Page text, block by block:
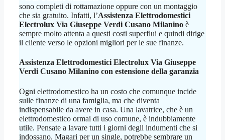
sono completi di rottamazione oppure con un montaggio
che sia gratuito. Infatti, l’Assistenza Elettrodomestici
Electrolux Via Giuseppe Verdi Cusano Milanino è
sempre molto attenta a questi costi superflui e quindi dirige
il cliente verso le opzioni migliori per le sue finanze.
Assistenza Elettrodomestici Electrolux Via Giuseppe
Verdi Cusano Milanino con estensione della garanzia
Ogni elettrodomestico ha un costo che comunque incide
sulle finanze di una famiglia, ma che diventa
indispensabile da avere in casa. Una lavatrice, che è un
elettrodomestico ormai di uso comune, è indubbiamente
utile. Pensate a lavare tutti i giorni degli indumenti che si
indossano. Magari per un single, potrebbe sembrare un